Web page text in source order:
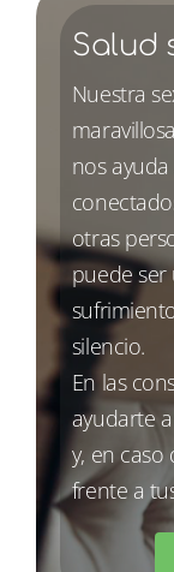
Salud
Nuestra
nos
otras
puede ser
silencio.
En las
ayudarte
y, en caso
frente a